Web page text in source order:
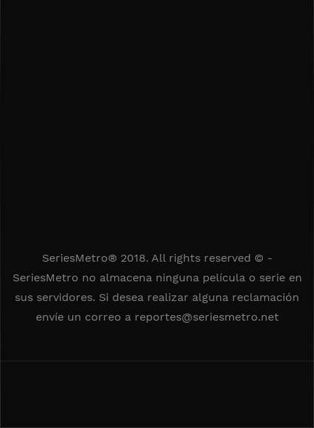
SeriesMetro® 2018. All rights reserved © -
SeriesMetro no almacena ninguna película o serie en
sus servidores. Si desea realizar alguna reclamación
envíe un correo a reportes@seriesmetro.net